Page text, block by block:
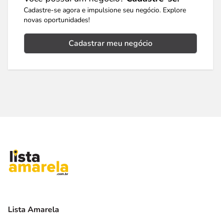
Cadastre-se agora e impulsione seu negócio. Explore
novas oportunidades!
Cadastrar meu negócio
Lista Amarela